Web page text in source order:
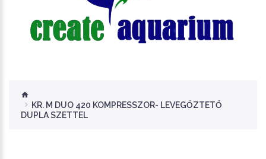
KR. M DUO 420 KOMPRESSZOR- LEVEGŐZTETŐ
DUPLA SZETTEL